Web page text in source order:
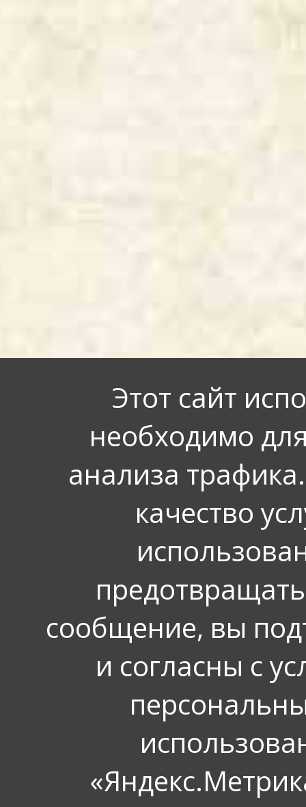
Этот сайт
необходимо
анализа
качество
сообщение, вы
и согласны с